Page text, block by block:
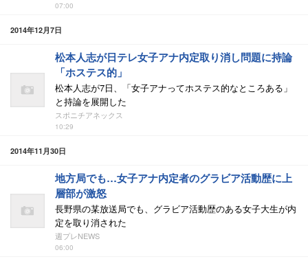
07:00
2014年12月7日
松本人志が日テレ女子アナ内定取り消し問題に持論
「ホステス的」
松本人志が7日、「女子アナってホステス的なところある」
と持論を展開した
スポニチアネックス
10:29
2014年11月30日
地方局でも…女子アナ内定者のグラビア活動歴に上
層部が激怒
長野県の某放送局でも、グラビア活動歴のある女子大生が内
定を取り消された
週プレNEWS
06:00